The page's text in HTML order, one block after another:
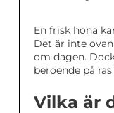
En frisk höna
Det är inte
om dagen.
beroende på
Vilka är